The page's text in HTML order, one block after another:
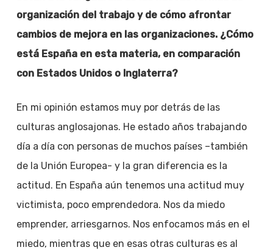
organización del trabajo y de cómo afrontar
cambios de mejora en las organizaciones. ¿Cómo
está España en esta materia, en comparación
con Estados Unidos o Inglaterra?
En mi opinión estamos muy por detrás de las
culturas anglosajonas. He estado años trabajando
día a día con personas de muchos países –también
de la Unión Europea- y la gran diferencia es la
actitud. En España aún tenemos una actitud muy
victimista, poco emprendedora. Nos da miedo
emprender, arriesgarnos. Nos enfocamos más en el
miedo, mientras que en esas otras culturas es al